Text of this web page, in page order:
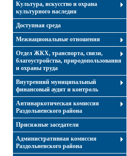
Культура, искусство и охрана
культурного наследия
Доступная среда
Межнациональные отношения
Отдел ЖКХ, транспорта, связи,
благоустройства, природопользования
и охраны труда
Внутренний муниципальный
финансовый аудит и контроль
Антинаркотическая комиссия
Раздольненского района
Присяжные заседатели
Административная комиссия
Раздольненского района